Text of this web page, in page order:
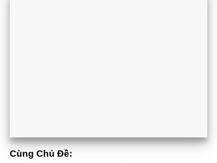
Cùng Chủ Đề: